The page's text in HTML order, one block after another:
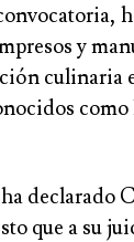
y
culinaria
declarado
que a su